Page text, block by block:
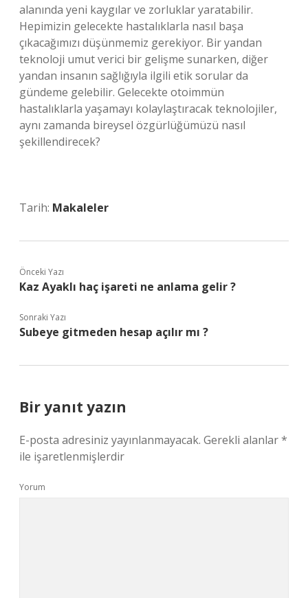
alanında yeni kaygılar ve zorluklar yaratabilir.
Hepimizin gelecekte hastalıklarla nasıl başa
çıkacağımızı düşünmemiz gerekiyor. Bir yandan
teknoloji umut verici bir gelişme sunarken, diğer
yandan insanın sağlığıyla ilgili etik sorular da
gündeme gelebilir. Gelecekte otoimmün
hastalıklarla yaşamayı kolaylaştıracak teknolojiler,
aynı zamanda bireysel özgürlüğümüzü nasıl
şekillendirecek?
Tarih: Makaleler
Önceki Yazı
Kaz Ayaklı haç işareti ne anlama gelir ?
Sonraki Yazı
Subeye gitmeden hesap açılır mı ?
Bir yanıt yazın
E-posta adresiniz yayınlanmayacak. Gerekli alanlar*
ile işaretlenmişlerdir
Yorum